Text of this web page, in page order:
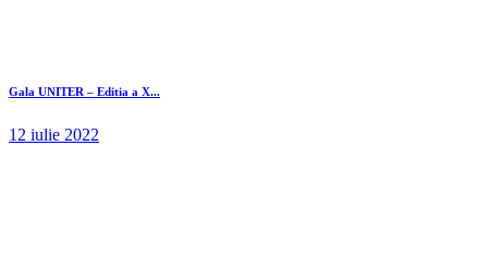
Gala UNITER – Editia a X...
12 iulie 2022